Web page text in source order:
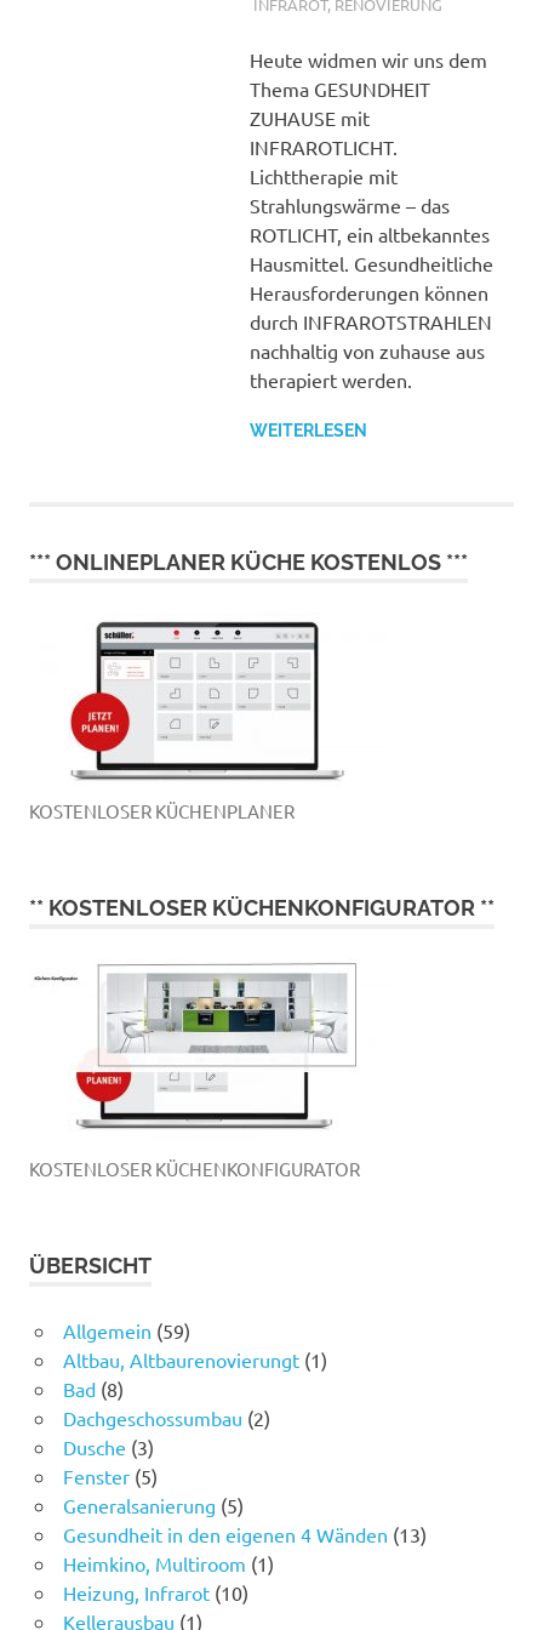
INFRAROT, RENOVIERUNG
Heute widmen wir uns dem
Thema GESUNDHEIT
ZUHAUSE mit
INFRAROTLICHT.
Lichttherapie mit
Strahlungswärme – das
ROTLICHT, ein altbekanntes
Hausmittel. Gesundheitliche
Herausforderungen können
durch INFRAROTSTRAHLEN
nachhaltig von zuhause aus
therapiert werden.
WEITERLESEN
*** ONLINEPLANER KÜCHE KOSTENLOS ***
KOSTENLOSER KÜCHENPLANER
** KOSTENLOSER KÜCHENKONFIGURATOR **
KOSTENLOSER KÜCHENKONFIGURATOR
ÜBERSICHT
Allgemein (59)
Altbau, Altbaurenovierungt(1)
Bad(8)
Dachgeschossumbau (2)
Dusche (3)
Fenster(5)
Generalsanierung (5)
Gesundheit in den eigenen 4 Wänden (13)
Heimkino, Multiroom (1)
Heizung, Infrarot(10)
Kellerausbau (1)